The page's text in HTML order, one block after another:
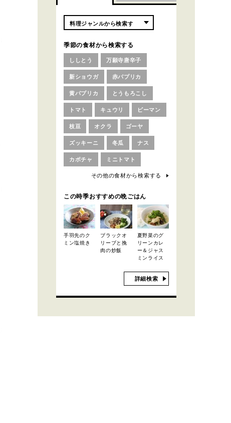
季節の食材から検索する
ししとう 万願寺唐辛子
新ショウガ 赤パプリカ
黄パプリカ とうもろこし
トマト キュウリ ピーマン
枝豆 オクラ ゴーヤ
ズッキーニ 冬瓜 ナス
カボチャ ミニトマト
その他の食材から検索する
この時季おすすめの晩ごはん
手羽先のク
ミン塩焼き
ブラックオ
リーブと挽
肉の炒飯
夏野菜のグ
リーンカレ
ー＆ジャス
ミンライス
詳細検索